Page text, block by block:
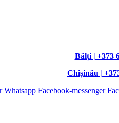
Bălți | +373
Chișinău |
Whatsapp Facebook-messenger